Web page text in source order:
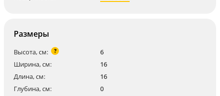
Размеры
Высота, см: ?
6
Ширина, см:
16
Длина, см:
16
Глубина, см:
0